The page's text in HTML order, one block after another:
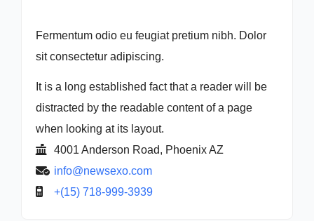
Fermentum odio eu feugiat pretium nibh. Dolor
sit consectetur adipiscing.
It is a long established fact that a reader will be
distracted by the readable content of a page
when looking at its layout.
4001 Anderson Road, Phoenix AZ
info@newsexo.com
+(15) 718-999-3939